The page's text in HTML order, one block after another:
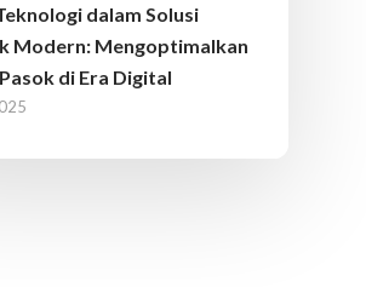
dalam Solusi
Modern: Mengoptimalkan
di Era Digital